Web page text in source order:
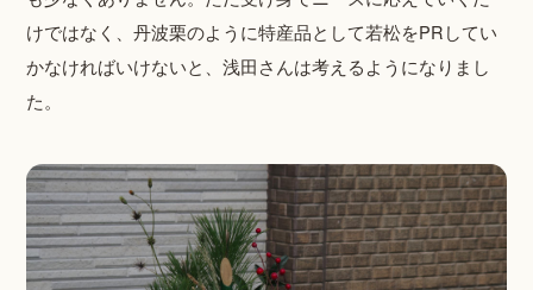
けではなく、丹波栗のように特産品として若松をPRしてい
かなければいけないと、浅田さんは考えるようになりまし
た。